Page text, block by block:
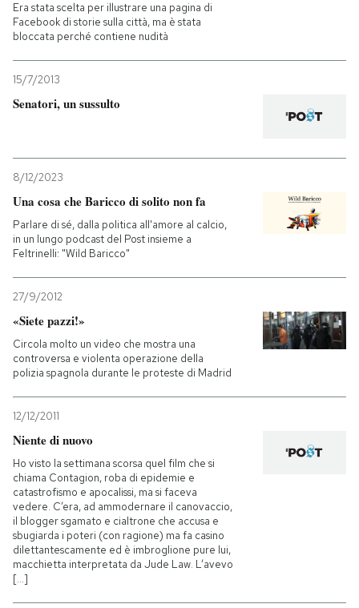
Era stata scelta per illustrare una pagina di
Facebook di storie sulla città, ma è stata
bloccata perché contiene nudità
15/7/2013
Senatori, un sussulto
8/12/2023
Una cosa che Baricco di solito non fa
Parlare di sé, dalla politica all'amore al calcio,
in un lungo podcast del Post insieme a
Feltrinelli: "Wild Baricco"
27/9/2012
«Siete pazzi!»
Circola molto un video che mostra una
controversa e violenta operazione della
polizia spagnola durante le proteste di Madrid
12/12/2011
Niente di nuovo
Ho visto la settimana scorsa quel film che si
chiama Contagion, roba di epidemie e
catastrofismo e apocalissi, ma si faceva
vedere. C’era, ad ammodernare il canovaccio,
il blogger sgamato e cialtrone che accusa e
sbugiarda i poteri (con ragione) ma fa casino
dilettantescamente ed è imbroglione pure lui,
macchietta interpretata da Jude Law. L’avevo
[...]